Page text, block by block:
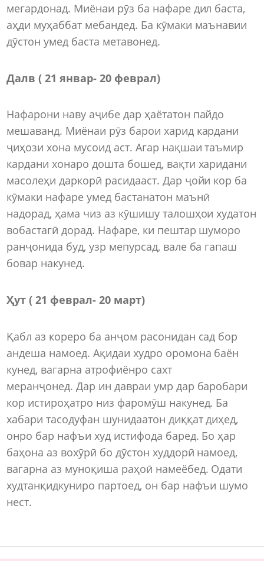
мегардонад. Миёнаи рӯз ба нафаре дил баста,
аҳди муҳаббат мебандед. Ба кӯмаки маънавии
дӯстон умед баста метавонед.
Далв ( 21 январ- 20 феврал)
Нафарони наву аҷибе дар ҳаётатон пайдо
мешаванд. Миёнаи рӯз барои харид кардани
ҷиҳози хона мусоид аст. Агар нақшаи таъмир
кардани хонаро дошта бошед, вақти харидани
масолеҳи даркорӣ расидааст. Дар ҷойи кор ба
кӯмаки нафаре умед бастанатон маънӣ
надорад, ҳама чиз аз кӯшишу талошҳои худатон
вобастагӣ дорад. Нафаре, ки пештар шуморо
ранҷонида буд, узр мепурсад, вале ба гапаш
бовар накунед.
Ҳут ( 21 феврал- 20 март)
Қабл аз кореро ба анҷом расонидан сад бор
андеша намоед. Ақидаи худро оромона баён
кунед, вагарна атрофиёнро сахт
меранҷонед. Дар ин давраи умр дар баробари
кор истироҳатро низ фаромӯш накунед. Ба
хабари тасодуфан шунидаатон диққат диҳед,
онро бар нафъи худ истифода баред. Бо ҳар
баҳона аз вохӯрӣ бо дӯстон худдорӣ намоед,
вагарна аз муноқиша раҳоӣ намеёбед. Одати
худтанқидкуниро партоед, он бар нафъи шумо
нест.